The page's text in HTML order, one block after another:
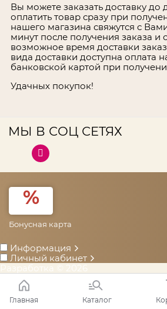
Вы можете заказать доставку до
оплатить товар сразу при
нашего магазина свяжутся с
минут после получения заказа и
возможное время доставки
вида доставки доступна оплата
банковской картой при
Удачных покупок!
МЫ В СОЦ СЕТЯХ
Бонусная карта
Информация
Личный кабинет
Разработка
© 2026
Главная Каталог